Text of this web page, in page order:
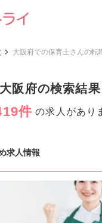
大阪府での保育士さんの転
大阪府の検索結果
件 の求人があり
求人情報